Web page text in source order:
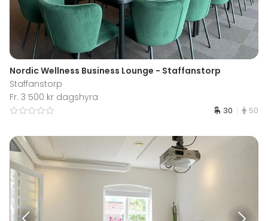
Nordic Wellness Business Lounge - Staffanstorp
Staffanstorp
Fr. 3 500 kr dagshyra
30 50